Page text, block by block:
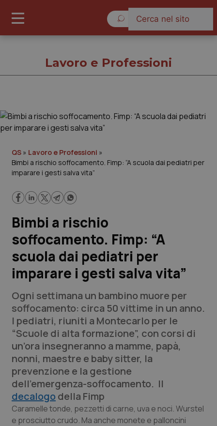
Governo e Parlamento
Regioni e Asl
Lavoro e Professioni
Scienza e Farmaci
Studi e Analisi
Lettere al direttore
Edizioni Regionali
QS Pro
Professionisti Sanitari.AI
Abruzzo
Basilicata
QS Pro Gold
Artrite & artrosi
QS Club Newsletter
Lavoro e Professioni
QS » Lavoro e Professioni »
Bimbi a rischio soffocamento. Fimp: “A scuola dai pediatri per
imparare i gesti salva vita”
Bimbi a rischio
soffocamento. Fimp: “A
scuola dai pediatri per
imparare i gesti salva vita”
Ogni settimana un bambino muore per
soffocamento: circa 50 vittime in un anno.
I pediatri, riuniti a Montecarlo per le
“Scuole di alta formazione”, con corsi di
un’ora insegneranno a mamme, papà,
nonni, maestre e baby sitter, la
prevenzione e la gestione
dell’emergenza-soffocamento. Il
decalogo della Fimp
Caramelle tonde, pezzetti di carne, uva e noci. Wurstel
e prosciutto crudo. Ma anche monete e palloncini